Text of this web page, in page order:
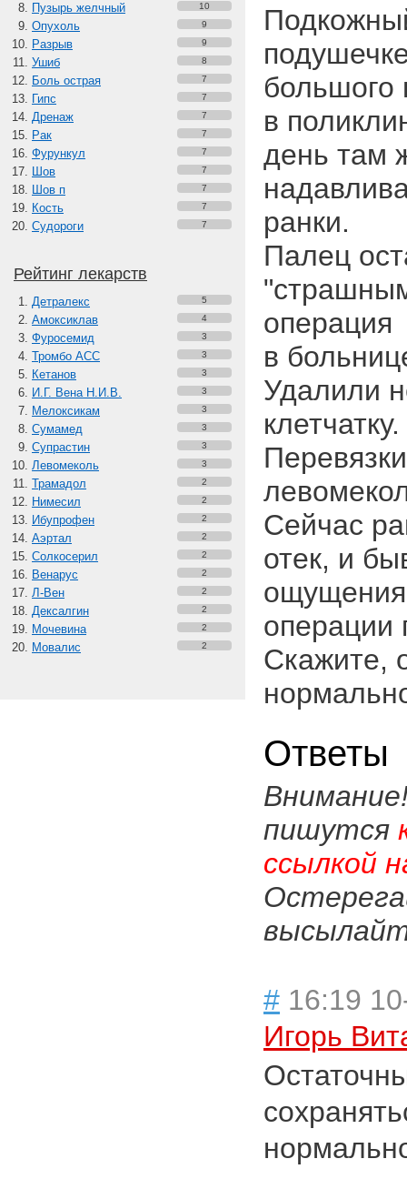
Пузырь желчный 10
Опухоль 9
Разрыв 9
Ушиб 8
Боль острая 7
Гипс 7
Дренаж 7
Рак 7
Фурункул 7
Шов 7
Шов п 7
Кость 7
Судороги 7
Рейтинг лекарств
Детралекс 5
Амоксиклав 4
Фуросемид 3
Тромбо АСС 3
Кетанов 3
И.Г. Вена Н.И.В. 3
Мелоксикам 3
Сумамед 3
Супрастин 3
Левомеколь 3
Трамадол 2
Нимесил 2
Ибупрофен 2
Аэртал 2
Солкосерил 2
Венарус 2
Л-Вен 2
Дексалгин 2
Мочевина 2
Мовалис 2
большого
в
день там
ранки.
Палец
операция
в
Удалили
клетчатку.
Сейчас
отек, и
операции
Скажите,
Ответы
пишутся
ссылкой
# 16:19
Игорь